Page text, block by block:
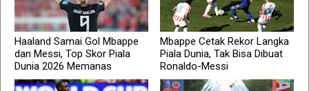
Haaland Samai Gol Mbappe
dan Messi, Top Skor Piala
Dunia 2026 Memanas
Mbappe Cetak Rekor Langka
Piala Dunia, Tak Bisa Dibuat
Ronaldo-Messi